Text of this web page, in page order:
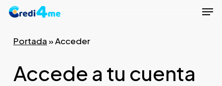
Skip
mainPortada»Acceder
Accede a tu cuenta